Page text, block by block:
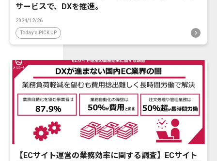
サービスで、DXを推進。
2024/12/26
Today's PICK UP
【ECサイト運営の業務効率に関する調査】ECサイト